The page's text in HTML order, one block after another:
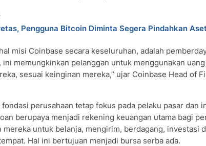
Pengguna Bitcoin Diminta Segera Pindahkan
misi Coinbase secara keseluruhan, adalah
ini memungkinkan pelanggan untuk menggunakan
sesuai keinginan mereka,” ujar Coinbase Head of
fondasi perusahaan tetap fokus pada pelaku pasar dan
berupaya menjadi rekening keuangan utama bagi
mereka untuk belanja, mengirim, berdagang, investasi
Hal ini bertujuan menjadi bursa serba ada.